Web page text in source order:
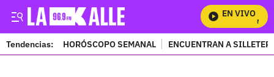
EN VIVO
Mira
Tendencias: HORÓSCOPO SEMANAL ENCUENTRAN A